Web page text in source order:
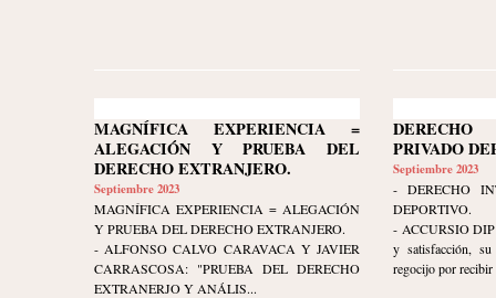
MAGNÍFICA EXPERIENCIA =
ALEGACIÓN Y PRUEBA DEL
DERECHO EXTRANJERO.
Septiembre 2023
MAGNÍFICA EXPERIENCIA = ALEGACIÓN
Y PRUEBA DEL DERECHO EXTRANJERO.
- ALFONSO CALVO CARAVACA Y JAVIER
CARRASCOSA: "PRUEBA DEL DERECHO
EXTRANERJO Y ANÁLIS...
PRIVADO
Septiembre 2023
- DERECHO
DEPORTIVO.
- ACCURSIO DIP
y satisfacción,
regocijo por recibir